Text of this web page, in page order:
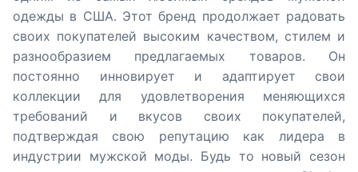
одежды в США. Этот бренд продолжает радовать
своих покупателей высоким качеством, стилем и
разнообразием предлагаемых товаров. Он
постоянно инновирует и адаптирует свои
коллекции для удовлетворения меняющихся
требований и вкусов своих покупателей,
подтверждая свою репутацию как лидера в
индустрии мужской моды. Будь то новый сезон